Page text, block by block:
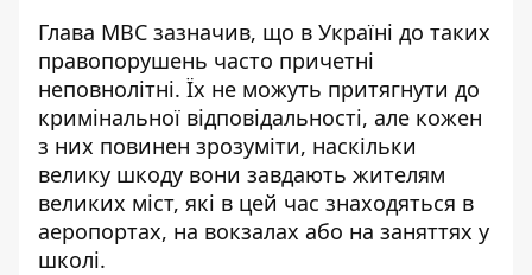
Глава МВС зазначив, що в Україні до таких
правопорушень часто причетні
неповнолітні. Їх не можуть притягнути до
кримінальної відповідальності, але кожен
з них повинен зрозуміти, наскільки
велику шкоду вони завдають жителям
великих міст, які в цей час знаходяться в
аеропортах, на вокзалах або на заняттях у
школі.